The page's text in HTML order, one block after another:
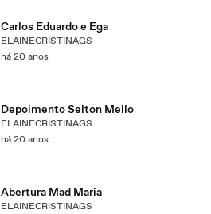
Carlos Eduardo e Ega
ELAINECRISTINAGS
há 20 anos
Depoimento Selton Mello
ELAINECRISTINAGS
há 20 anos
Abertura Mad Maria
ELAINECRISTINAGS